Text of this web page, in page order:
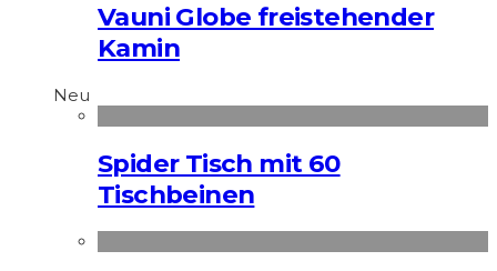
Vauni Globe freistehender
Kamin
Neu
Spider Tisch mit 60
Tischbeinen